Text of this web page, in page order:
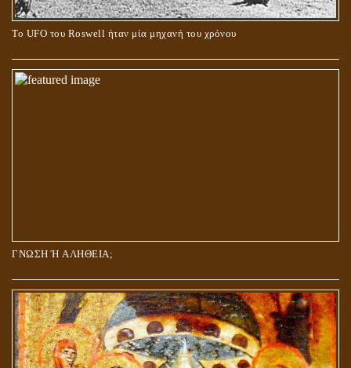
Το UFO του Roswell ήταν μία μηχανή του χρόνου
ΓΝΩΣΗ Ή ΑΛΗΘΕΙΑ;